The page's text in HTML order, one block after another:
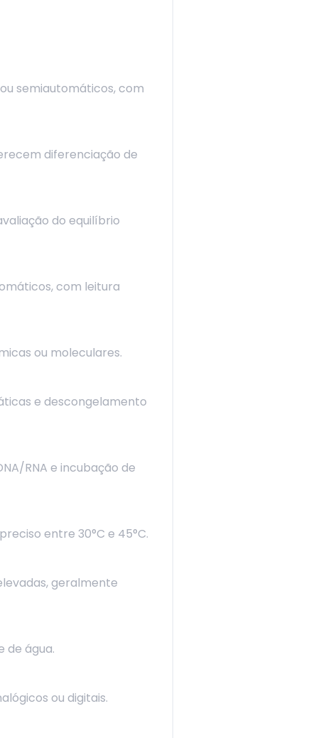
semiautomáticos, com
diferenciação de
do equilíbrio
com leitura
ou moleculares.
e descongelamento
RNA e incubação de
entre 30°C e 45°C.
geralmente
de água.
ou digitais.